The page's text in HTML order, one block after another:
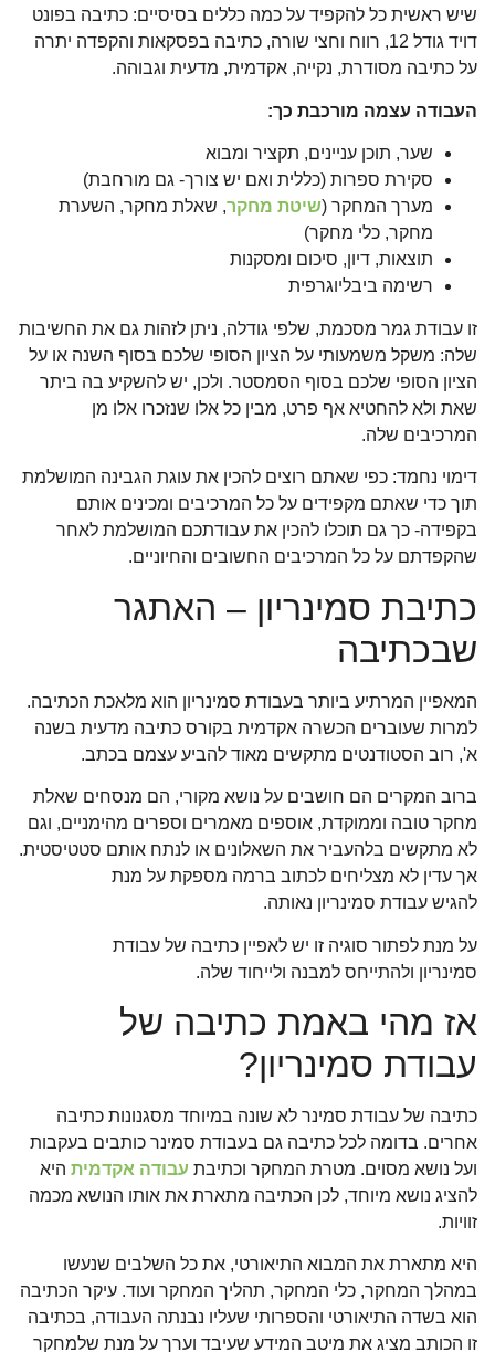
שיש ראשית כל להקפיד על כמה כללים בסיסיים: כתיבה בפונט
דויד גודל 12, רווח וחצי שורה, כתיבה בפסקאות והקפדה יתרה
על כתיבה מסודרת, נקייה, אקדמית, מדעית וגבוהה.
העבודה עצמה מורכבת כך:
שער, תוכן עניינים, תקציר ומבוא
סקירת ספרות (כללית ואם יש צורך- גם מורחבת)
מערך המחקר (שיטת מחקר, שאלת מחקר, השערת
מחקר, כלי מחקר)
תוצאות, דיון, סיכום ומסקנות
רשימה ביבליוגרפית
זו עבודת גמר מסכמת, שלפי גודלה, ניתן לזהות גם את החשיבות
שלה: משקל משמעותי על הציון הסופי שלכם בסוף השנה או על
הציון הסופי שלכם בסוף הסמסטר. ולכן, יש להשקיע בה ביתר
שאת ולא להחטיא אף פרט, מבין כל אלו שנזכרו אלו מן
המרכיבים שלה.
דימוי נחמד: כפי שאתם רוצים להכין את עוגת הגבינה המושלמת
תוך כדי שאתם מקפידים על כל המרכיבים ומכינים אותם
בקפידה- כך גם תוכלו להכין את עבודתכם המושלמת לאחר
שהקפדתם על כל המרכיבים החשובים והחיוניים.
כתיבת סמינריון – האתגר
שבכתיבה
המאפיין המרתיע ביותר בעבודת סמינריון הוא מלאכת הכתיבה.
למרות שעוברים הכשרה אקדמית בקורס כתיבה מדעית בשנה
א', רוב הסטודנטים מתקשים מאוד להביע עצמם בכתב.
ברוב המקרים הם חושבים על נושא מקורי, הם מנסחים שאלת
מחקר טובה וממוקדת, אוספים מאמרים וספרים מהימניים, וגם
לא מתקשים בלהעביר את השאלונים או לנתח אותם סטטיסטית.
אך עדין לא מצליחים לכתוב ברמה מספקת על מנת
להגיש עבודת סמינריון נאותה.
על מנת לפתור סוגיה זו יש לאפיין כתיבה של עבודת
סמינריון ולהתייחס למבנה ולייחוד שלה.
אז מהי באמת כתיבה של
עבודת סמינריון?
כתיבה של עבודת סמינר לא שונה במיוחד מסגנונות כתיבה
אחרים. בדומה לכל כתיבה גם בעבודת סמינר כותבים בעקבות
ועל נושא מסוים. מטרת המחקר וכתיבת עבודה אקדמית היא
להציג נושא מיוחד, לכן הכתיבה מתארת את אותו הנושא מכמה
זוויות.
היא מתארת את המבוא התיאורטי, את כל השלבים שנעשו
במהלך המחקר, כלי המחקר, תהליך המחקר ועוד. עיקר הכתיבה
הוא בשדה התיאורטי והספרותי שעליו נבנתה העבודה, בכתיבה
זו הכותב מציג את מיטב המידע שעיבד וערך על מנת שלמחקר